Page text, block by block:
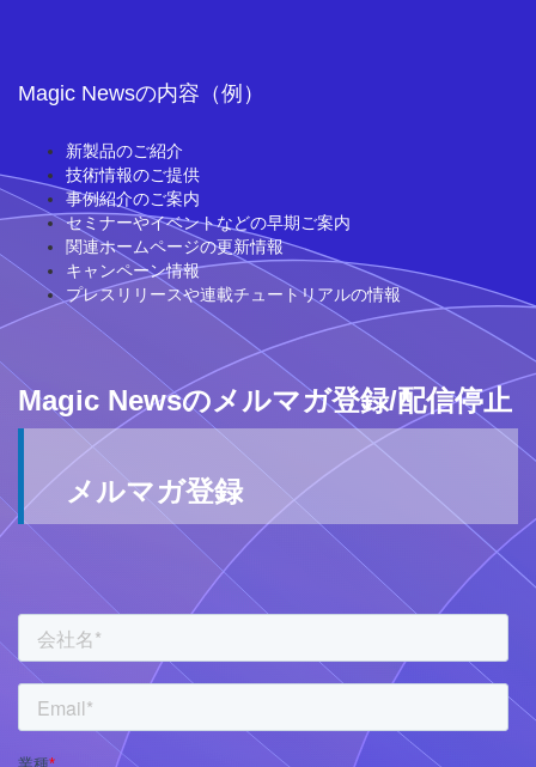
Magic Newsの内容（例）
新製品のご紹介
技術情報のご提供
事例紹介のご案内
セミナーやイベントなどの早期ご案内
関連ホームページの更新情報
キャンペーン情報
プレスリリースや連載チュートリアルの情報
Magic Newsのメルマガ登録/配信停止
メルマガ登録